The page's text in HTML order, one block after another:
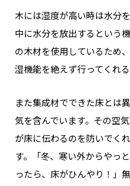
木には湿度が高い時は水分
中に水分を放出するという
の木材を使用しているため
湿機能を絶えず行ってくれる
また集成材でできた床とは
気を含んでいます。その空
が床に伝わるのを防いでく
す。「冬、寒い外からやっ
ったら、床がひんやり！」